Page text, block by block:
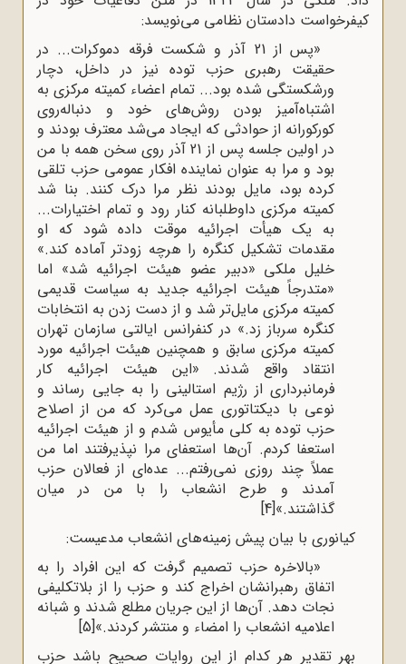
کیفرخواست دادستان نظامی می‌نویسد:
«پس از 21 آذر و شکست فرقه دموکرات... در
حقیقت رهبری حزب توده نیز در داخل، دچار
ورشکستگی شده بود... تمام اعضاء کمیته مرکزی به
اشتباه‌آمیز بودن روش‌های خود و دنباله‌روی
کورکورانه از حوادثی که ایجاد می‌شد معترف بودند و
در اولین جلسه پس از 21 آذر روی سخن همه با من
بود و مرا به عنوان نماینده افکار عمومی حزب تلقی
کرده بود، مایل بودند نظر مرا درک کنند. بنا شد
کمیته مرکزی داوطلبانه کنار رود و تمام اختیارات...
به یک هیأت اجرائیه موقت داده شود که او
مقدمات تشکیل کنگره را هرچه زودتر آماده کند.»
خلیل ملکی «دبیر عضو هیئت اجرائیه شد» اما
«متدرجاً هیئت اجرائیه جدید به سیاست قدیمی
کمیته مرکزی مایل‌تر شد و از دست زدن به انتخابات
کنگره سرباز زد.» در کنفرانس ایالتی سازمان تهران
کمیته مرکزی سابق و همچنین هیئت اجرائیه مورد
انتقاد واقع شدند. «این هیئت اجرائیه کار
فرمانبرداری از رژیم استالینی را به جایی رساند و
نوعی با دیکتاتوری عمل می‌کرد که من از اصلاح
حزب توده به کلی مأیوس شدم و از هیئت اجرائیه
استعفا کردم. آن‌ها استعفای مرا نپذیرفتند اما من
عملاً چند روزی نمی‌رفتم... عده‌ای از فعالان حزب
آمدند و طرح انشعاب را با من در میان
گذاشتند.»[4]
کیانوری با بیان پیش زمینه‌های انشعاب مدعیست:
«بالاخره حزب تصمیم گرفت که این افراد را به
اتفاق رهبرانشان اخراج کند و حزب را از بلاتکلیفی
نجات دهد. آن‌ها از این جریان مطلع شدند و شبانه
اعلامیه انشعاب را امضاء و منتشر کردند.»[5]
بهر تقدیر هر کدام از این روایات صحیح باشد حزب